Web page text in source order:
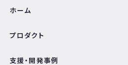
ホーム
プロダクト
支援・開発事例